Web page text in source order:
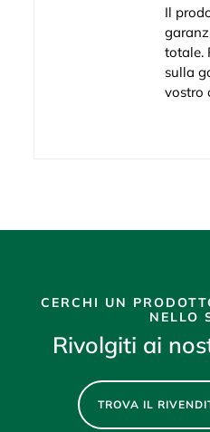
Il
totale.
sulla
vostro
CERCHI UN
NELLO
Rivolgiti ai
TROVA IL